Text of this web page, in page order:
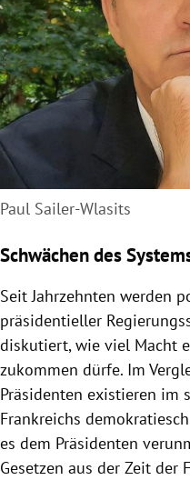
Paul Sailer-Wlasits
Schwächen des
Seit Jahrzehnten werden
präsidentieller
diskutiert, wie viel Macht
zukommen dürfe. Im
Präsidenten existieren im
Frankreichs
es dem Präsidenten
Gesetzen aus der Zeit der